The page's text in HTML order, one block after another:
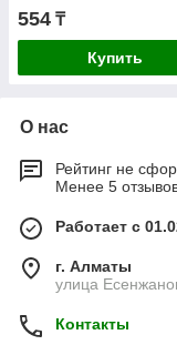
554 ₸
Купить
О нас
Рейтинг не
Менее 5
Работает с
г. Алматы
улица
Контакты